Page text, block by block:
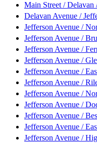
Main Street / Delavan
Delavan Avenue /
Jefferson Avenue /
Jefferson Avenue /
Jefferson Avenue /
Jefferson Avenue /
Jefferson Avenue /
Jefferson Avenue /
Jefferson Avenue /
Jefferson Avenue /
Jefferson Avenue /
Jefferson Avenue /
Jefferson Avenue /